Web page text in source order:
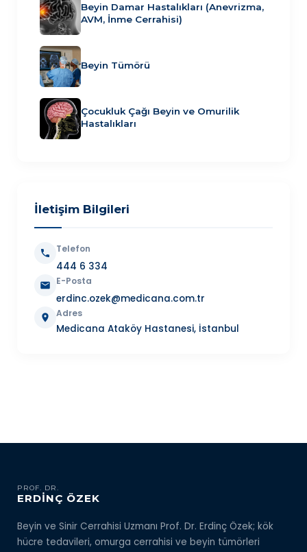
Beyin Damar Hastalıkları (Anevrizma,
AVM, İnme Cerrahisi)
Beyin Tümörü
Çocukluk Çağı Beyin ve Omurilik
Hastalıkları
İletişim Bilgileri
Telefon
444 6 334
E-Posta
erdinc.ozek@medicana.com.tr
Adres
Medicana Ataköy Hastanesi, İstanbul
PROF. DR.
ERDİNÇ ÖZEK
Beyin ve Sinir Cerrahisi Uzmanı Prof. Dr. Erdinç Özek; kök
hücre tedavileri, omurga cerrahisi ve beyin tümörleri